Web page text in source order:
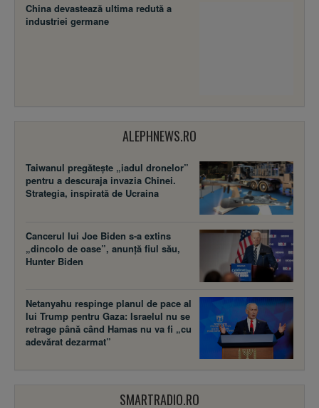
China devastează ultima redută a
industriei germane
ALEPHNEWS.RO
Taiwanul pregătește „iadul dronelor”
pentru a descuraja invazia Chinei.
Strategia, inspirată de Ucraina
Cancerul lui Joe Biden s-a extins
„dincolo de oase”, anunță fiul său,
Hunter Biden
Netanyahu respinge planul de pace al
lui Trump pentru Gaza: Israelul nu se
retrage până când Hamas nu va fi „cu
adevărat dezarmat”
SMARTRADIO.RO